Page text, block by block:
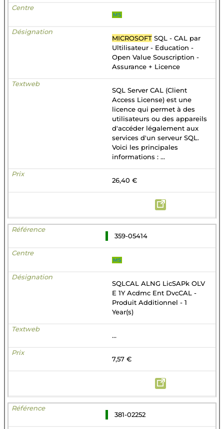
MS
MICROSOFT SQL - CAL par
Ultilisateur - Education -
Open Value Souscription -
Assurance + Licence
SQL Server CAL (Client
Access License) est une
licence qui permet à des
utilisateurs ou des appareils
d'accéder légalement aux
services d'un serveur SQL.
Voici les principales
informations : ...
26,40 €
359-05414
MS
SQLCAL ALNG LicSAPk OLV
E 1Y Acdmc Ent DvcCAL -
Produit Additionnel - 1
Year(s)
...
7,57 €
381-02252